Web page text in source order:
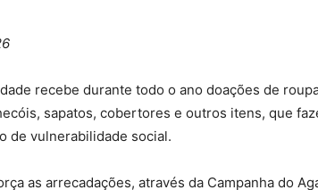
recebe durante todo o ano doações de
sapatos, cobertores e outros itens, que
de vulnerabilidade social.
as arrecadações, através da Campanha do